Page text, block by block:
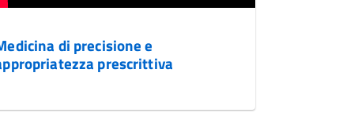
di precisione e
prescrittiva